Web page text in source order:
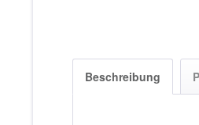
Beschreibung